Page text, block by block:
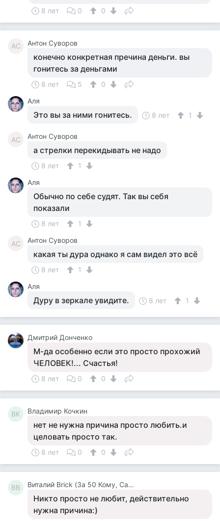
8 лет 0 0
АС Антон Суворов
конечно конкретная пречина деньги. вы
гонитесь за деньгами
8 лет 5
0
Аля
Это вы за ними гонитесь. 8 лет 1
АС Антон Суворов
а стрелки перекидывать не надо
8 лет
1
Аля
Обычно по себе судят. Так вы себя
показали
8 лет 1
АС Антон Суворов
какая ты дура однако я сам видел это всё
8 лет
1
Аля
Дуру в зеркале увидите. 8 лет 1
Дмитрий Донченко
М-да особенно если это просто прохожий
ЧЕЛОВЕК!... Счастья!
8 лет 0 0
ВК Владимир Кочкин
нет не нужна причина просто любить.и
целовать просто так.
8 лет 0 0
ВB Виталий Brick (За 50 Кому, Самого Лучше И Молча)
Никто просто не любит, действительно
нужна причина:)